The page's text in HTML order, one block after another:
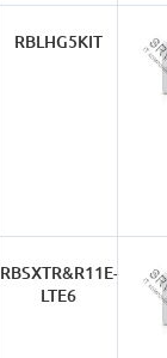
RBLHG5KIT
RBSXTR&R11E-
LTE6